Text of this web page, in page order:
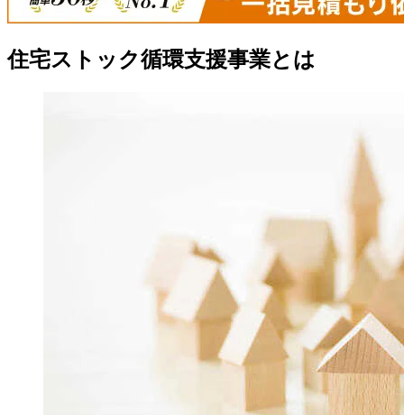
住宅ストック循環支援事業とは